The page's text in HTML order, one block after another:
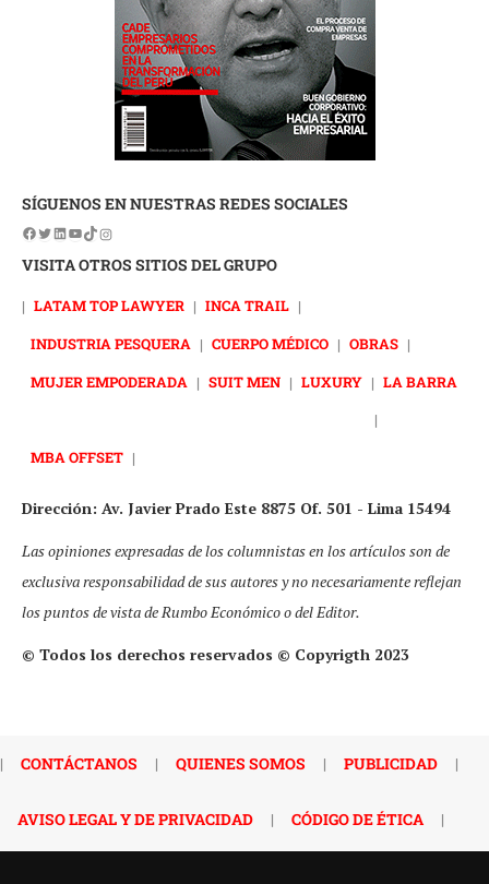
SÍGUENOS EN NUESTRAS REDES SOCIALES
VISITA OTROS SITIOS DEL GRUPO
| LATAM TOP LAWYER | INCA TRAIL |
INDUSTRIA PESQUERA | CUERPO MÉDICO | OBRAS |
MUJER EMPODERADA | SUIT MEN | LUXURY | LA BARRA
|
MBA OFFSET |
Dirección: Av. Javier Prado Este 8875 Of. 501 - Lima 15494
Las opiniones expresadas de los columnistas en los artículos son de
exclusiva responsabilidad de sus autores y no necesariamente reflejan
los puntos de vista de Rumbo Económico o del Editor.
© Todos los derechos reservados © Copyrigth 2023
| CONTÁCTANOS | QUIENES SOMOS | PUBLICIDAD |
AVISO LEGAL Y DE PRIVACIDAD | CÓDIGO DE ÉTICA |